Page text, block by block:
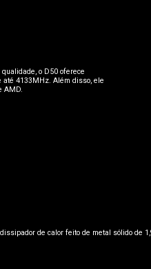
o D50 oferece
4133MHz. Além disso, ele
AMD.
de calor feito de metal sólido de